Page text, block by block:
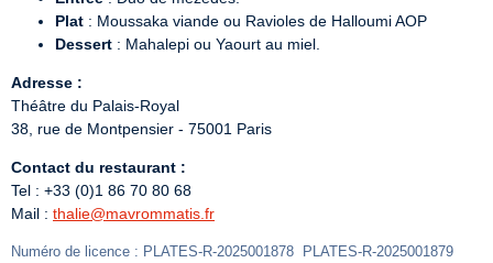
Plat : Moussaka viande ou Ravioles de Halloumi AOP
Dessert : Mahalepi ou Yaourt au miel.
Adresse :
Théâtre du Palais-Royal
38, rue de Montpensier - 75001 Paris
Contact du restaurant :
Tel : +33 (0)1 86 70 80 68
Mail : thalie@mavrommatis.fr
Numéro de licence : PLATES-R-2025001878  PLATES-R-2025001879